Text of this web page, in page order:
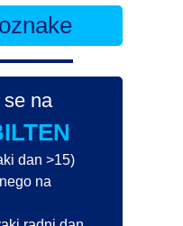
na
dan >15)
na